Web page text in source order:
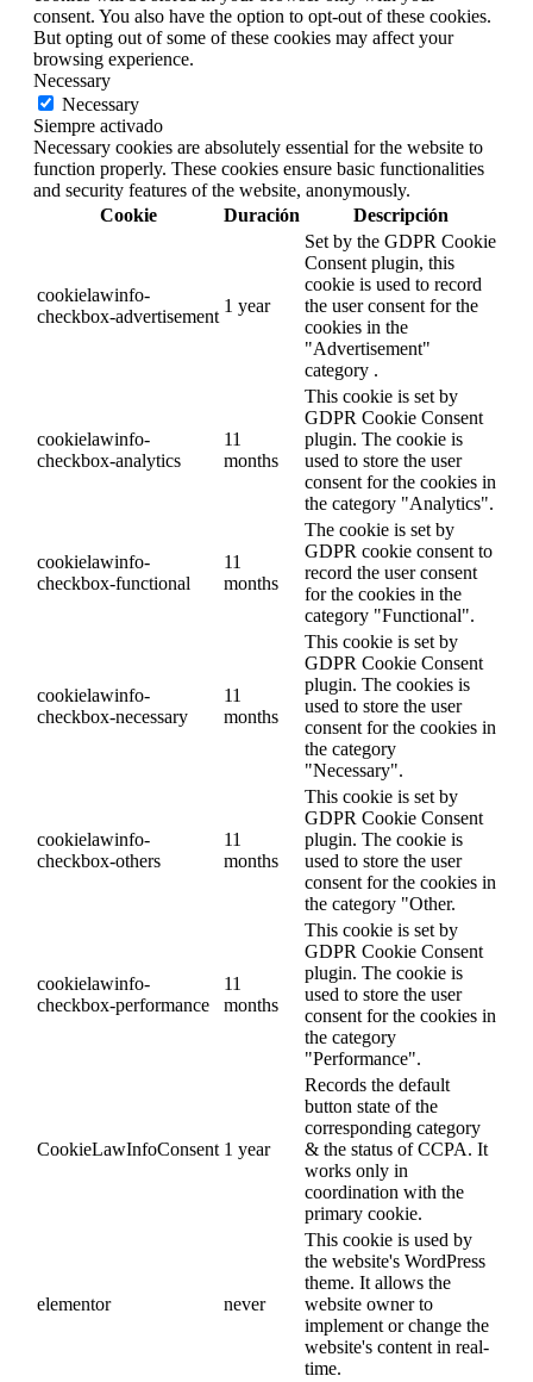
consent. You also have the option to opt-out of these cookies.
But opting out of some of these cookies may affect your
browsing experience.
Necessary
Necessary
Siempre activado
Necessary cookies are absolutely essential for the website to
function properly. These cookies ensure basic functionalities
and security features of the website, anonymously.
Cookie
Duración Descripción
cookielawinfo-
checkbox-advertisement
1 year
Set by the GDPR Cookie
Consent plugin, this
cookie is used to record
the user consent for the
cookies in the
"Advertisement"
category .
cookielawinfo-
checkbox-analytics
11
months
This cookie is set by
GDPR Cookie Consent
plugin. The cookie is
used to store the user
consent for the cookies in
the category "Analytics".
cookielawinfo-
checkbox-functional
11
months
The cookie is set by
GDPR cookie consent to
record the user consent
for the cookies in the
category "Functional".
cookielawinfo-
checkbox-necessary
11
months
This cookie is set by
GDPR Cookie Consent
plugin. The cookies is
used to store the user
consent for the cookies in
the category
"Necessary".
cookielawinfo-
checkbox-others
11
months
This cookie is set by
GDPR Cookie Consent
plugin. The cookie is
used to store the user
consent for the cookies in
the category "Other.
cookielawinfo-
checkbox-performance
11
months
This cookie is set by
GDPR Cookie Consent
plugin. The cookie is
used to store the user
consent for the cookies in
the category
"Performance".
CookieLawInfoConsent 1 year
Records the default
button state of the
corresponding category
& the status of CCPA. It
works only in
coordination with the
primary cookie.
elementor never
This cookie is used by
the website's WordPress
theme. It allows the
website owner to
implement or change the
website's content in real-
time.